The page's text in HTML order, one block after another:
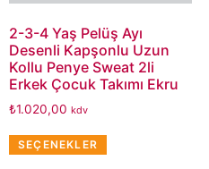
2-3-4 Yaş Pelüş Ayı
Desenli Kapşonlu Uzun
Kollu Penye Sweat 2li
Erkek Çocuk Takımı Ekru
₺1.020,00 kdv
SEÇENEKLER